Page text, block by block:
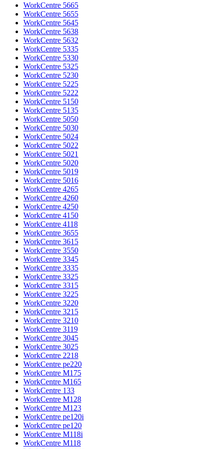
WorkCentre 5665
WorkCentre 5655
WorkCentre 5645
WorkCentre 5638
WorkCentre 5632
WorkCentre 5335
WorkCentre 5330
WorkCentre 5325
WorkCentre 5230
WorkCentre 5225
WorkCentre 5222
WorkCentre 5150
WorkCentre 5135
WorkCentre 5050
WorkCentre 5030
WorkCentre 5024
WorkCentre 5022
WorkCentre 5021
WorkCentre 5020
WorkCentre 5019
WorkCentre 5016
WorkCentre 4265
WorkCentre 4260
WorkCentre 4250
WorkCentre 4150
WorkCentre 4118
WorkCentre 3655
WorkCentre 3615
WorkCentre 3550
WorkCentre 3345
WorkCentre 3335
WorkCentre 3325
WorkCentre 3315
WorkCentre 3225
WorkCentre 3220
WorkCentre 3215
WorkCentre 3210
WorkCentre 3119
WorkCentre 3045
WorkCentre 3025
WorkCentre 2218
WorkCentre pe220
WorkCentre M175
WorkCentre M165
WorkCentre 133
WorkCentre M128
WorkCentre M123
WorkCentre pe120i
WorkCentre pe120
WorkCentre M118i
WorkCentre M118